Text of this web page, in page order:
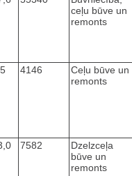
ceļu būve un
remonts
4146
Ceļu būve un
remonts
7582
Dzelzceļa
būve un
remonts